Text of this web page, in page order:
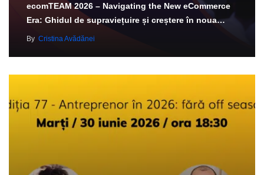
ecomTEAM 2026 – Navigating the New eCommerce
Era: Ghidul de supraviețuire și creștere în noua…
By Cristina Avădănei